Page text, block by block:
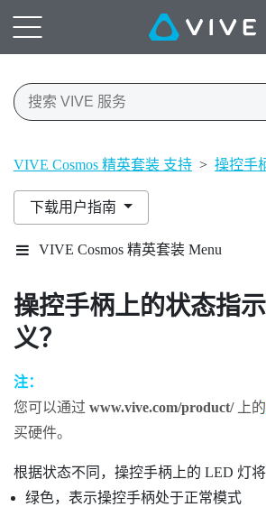
VIVE Cosmos 精英套装 支持 > 操控手
下载用户指南
VIVE Cosmos 精英套装 Menu
操控手柄上的状态指
义？
注：
您可以通过 www.vive.com/product/上的
买硬件。
根据状态不同，操控手柄上的 LED 灯将
绿色，表示操控手柄处于正常模式